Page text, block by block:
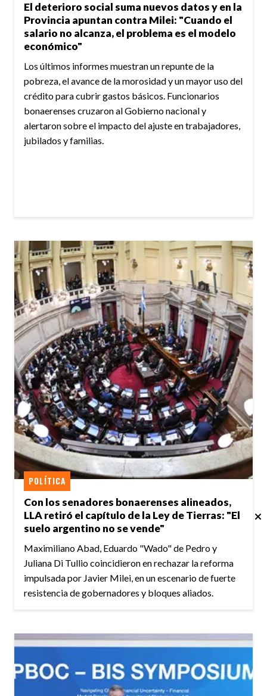
El deterioro social suma nuevos datos y en la
Provincia apuntan contra Milei: "Cuando el
salario no alcanza, el problema es el modelo
económico"
Los últimos informes muestran un repunte de la
pobreza, el avance de la morosidad y un mayor uso del
crédito para cubrir gastos básicos. Funcionarios
bonaerenses cruzaron al Gobierno nacional y
alertaron sobre el impacto del ajuste en trabajadores,
jubilados y familias.
Con los senadores bonaerenses alineados,
LLA retiró el capítulo de la Ley de Tierras: "El
suelo argentino no se vende"
POLÍTICA
Maximiliano Abad, Eduardo "Wado" de Pedro y
Juliana Di Tullio coincidieron en rechazar la reforma
impulsada por Javier Milei, en un escenario de fuerte
resistencia de gobernadores y bloques aliados.